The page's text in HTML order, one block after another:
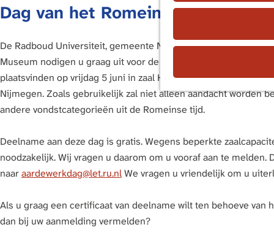
a
r
d
e
h
o
e
p
a
e
Dag van het Romeinse Aardewerk
De Radboud Universiteit, gemeente Nijmegen (Bureau
Museum nodigen u graag uit voor de 27ste Dag van het
plaatsvinden op vrijdag 5 juni in zaal HG00.307 van het
Nijmegen. Zoals gebruikelijk zal niet alleen aandacht worden
andere vondstcategorieën uit de Romeinse tijd.
Deelname aan deze dag is gratis. Wegens beperkte
noodzakelijk. Wij vragen u daarom om u vooraf aan te
naaraardewerkdag@let.ru.nlWe vragen u vriendelijk om u
Als u graag een certificaat van deelname wilt ten behoeve
dan bij uw aanmelding vermelden?